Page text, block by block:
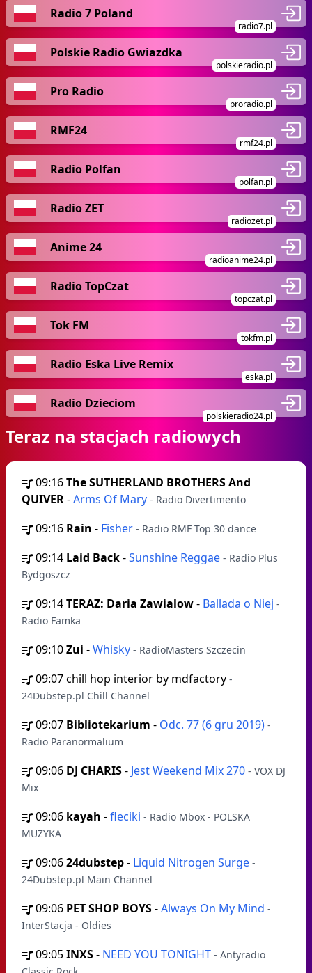
Radio 7 Poland
radio7.pl
Polskie Radio Gwiazdka
polskieradio.pl
Pro Radio
proradio.pl
RMF24
rmf24.pl
Radio Polfan
polfan.pl
Radio ZET
radiozet.pl
Anime 24
radioanime24.pl
Radio TopCzat
topczat.pl
Tok FM
tokfm.pl
Radio Eska Live Remix
eska.pl
Radio Dzieciom
polskieradio24.pl
Teraz na stacjach radiowych
09:16The SUTHERLAND BROTHERS And
QUIVER-Arms Of Mary - Radio Divertimento
09:16 Rain - Fisher - Radio RMF Top 30 dance
09:14 Laid Back-Sunshine Reggae - Radio Plus
Bydgoszcz
09:14TERAZ: Daria Zawialow- Ballada o Niej -
Radio Famka
09:10Zui -Whisky - RadioMasters Szczecin
09:07chill hop interior by mdfactory -
24Dubstep.pl Chill Channel
09:07 Bibliotekarium - Odc. 77 (6 gru 2019) -
Radio Paranormalium
09:06 DJ CHARIS- Jest Weekend Mix 270 - VOX DJ
Mix
09:06 kayah -fleciki - Radio Mbox - POLSKA
MUZYKA
09:0624dubstep- Liquid Nitrogen Surge -
24Dubstep.pl Main Channel
09:06 PET SHOP BOYS-Always On My Mind -
InterStacja - Oldies
09:05INXS- NEED YOU TONIGHT - Antyradio